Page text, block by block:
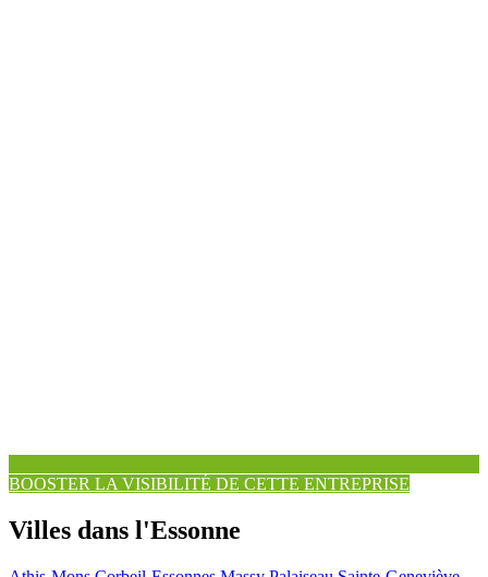
BOOSTER LA VISIBILITÉ DE CETTE ENTREPRISE
Villes dans l'Essonne